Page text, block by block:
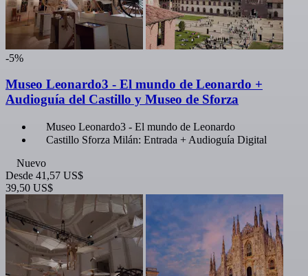
-5%
Museo Leonardo3 - El mundo de Leonardo +
Audioguía del Castillo y Museo de Sforza
Museo Leonardo3 - El mundo de Leonardo
Castillo Sforza Milán: Entrada + Audioguía Digital
Nuevo
Desde 41,57 US$
39,50 US$